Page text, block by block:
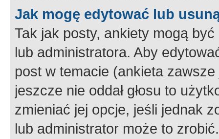
Jak mogę edytować lub
Tak jak posty, ankiety mogą
lub administratora. Aby
post w temacie (ankieta
jeszcze nie oddał głosu to
zmieniać jej opcje, jeśli jednak
lub administrator może to